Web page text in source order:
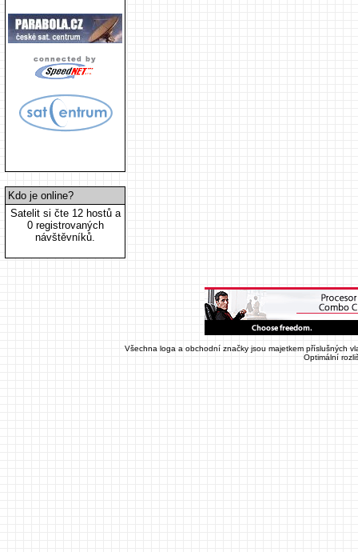
Kdo je online?
Satelit si čte 12 hostů a
0 registrovaných
návštěvníků.
Všechna loga a obchodní značky jsou majetkem příslušných
Optimální